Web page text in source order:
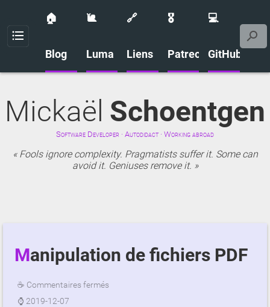
Menu
🏠
Blog
🐌
Luma
🔗
Liens
🎖️
Patreon
💻
GitHub
Mickaël Schoentgen
Software Developer · Autodidact · Working abroad
Fools ignore complexity. Pragmatists suffer it. Some can
avoid it. Geniuses remove it.
Manipulation de fichiers PDF
☕ Commentaires fermés
⌚ 2019-12-07